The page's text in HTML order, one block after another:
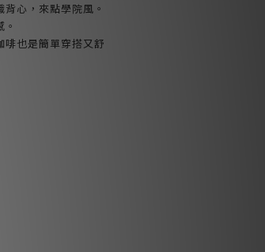
心，來點學院風。
啡也是簡單穿搭又舒